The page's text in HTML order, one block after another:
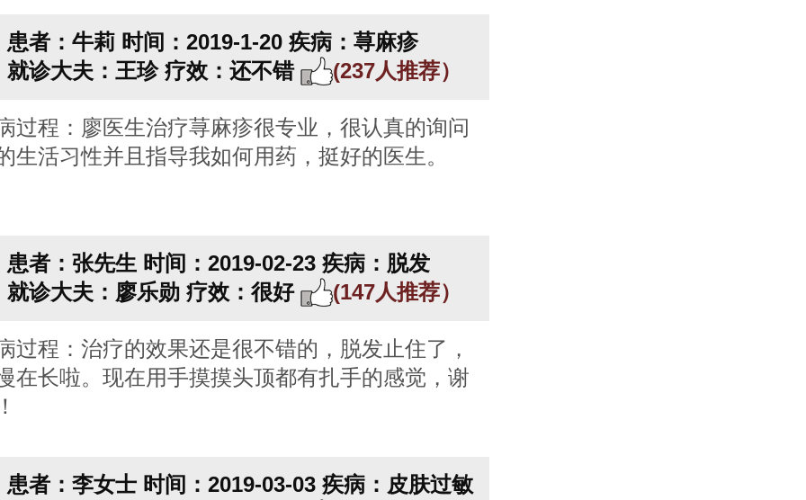
患者：牛莉 时间：2019-1-20 疾病：荨麻疹
就诊大夫：王珍 疗效：还不错 (237人推荐）
过程：廖医生治疗荨麻疹很专业，很认真的询问
生活习性并且指导我如何用药，挺好的医生。
患者：张先生 时间：2019-02-23 疾病：脱发
就诊大夫：廖乐勋 疗效：很好 (147人推荐）
过程：治疗的效果还是很不错的，脱发止住了，
在长啦。现在用手摸摸头顶都有扎手的感觉，谢
患者：李女士 时间：2019-03-03 疾病：皮肤过敏